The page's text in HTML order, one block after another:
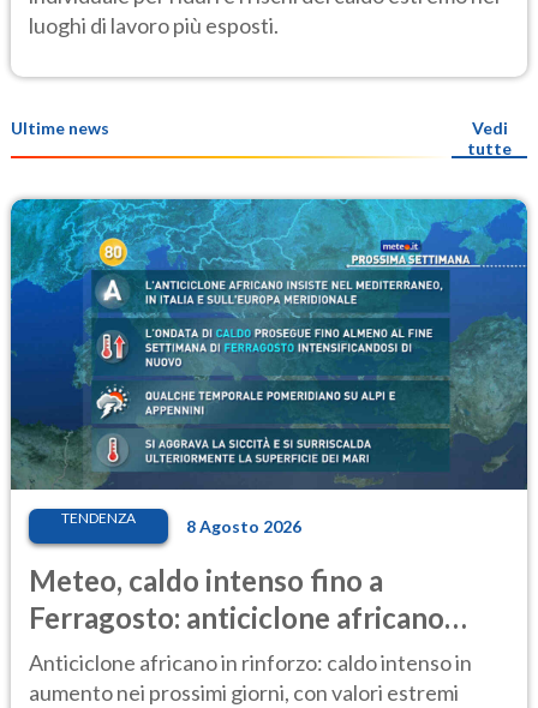
luoghi di lavoro più esposti.
Ultime news
Vedi
tutte
TENDENZA 8 Agosto 2026
Meteo, caldo intenso fino a
Ferragosto: anticiclone africano
ancora protagonista
Anticiclone africano in rinforzo: caldo intenso in
aumento nei prossimi giorni, con valori estremi